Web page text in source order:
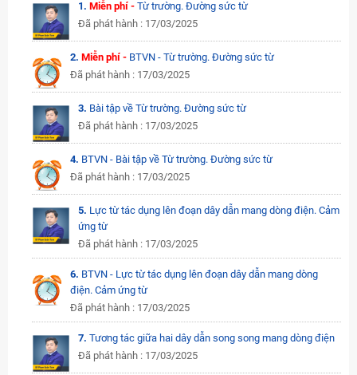
1. Miễn phí - Từ trường. Đường sức từ
Đã phát hành : 17/03/2025
2.Miễn phí - BTVN - Từ trường. Đường sức từ
Đã phát hành : 17/03/2025
3. Bài tập về Từ trường. Đường sức từ
Đã phát hành : 17/03/2025
4. BTVN - Bài tập về Từ trường. Đường sức từ
Đã phát hành : 17/03/2025
5. Lực từ tác dụng lên đoạn dây dẫn mang dòng điện. Cảm
ứng từ
Đã phát hành : 17/03/2025
6. BTVN - Lực từ tác dụng lên đoạn dây dẫn mang dòng
điện. Cảm ứng từ
Đã phát hành : 17/03/2025
7. Tương tác giữa hai dây dẫn song song mang dòng điện
Đã phát hành : 17/03/2025